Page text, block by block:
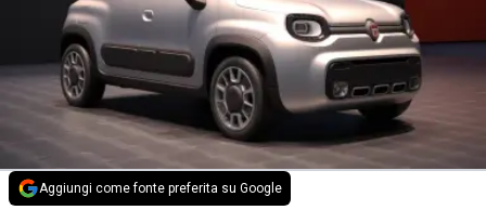
Aggiungi come fonte preferita su Google